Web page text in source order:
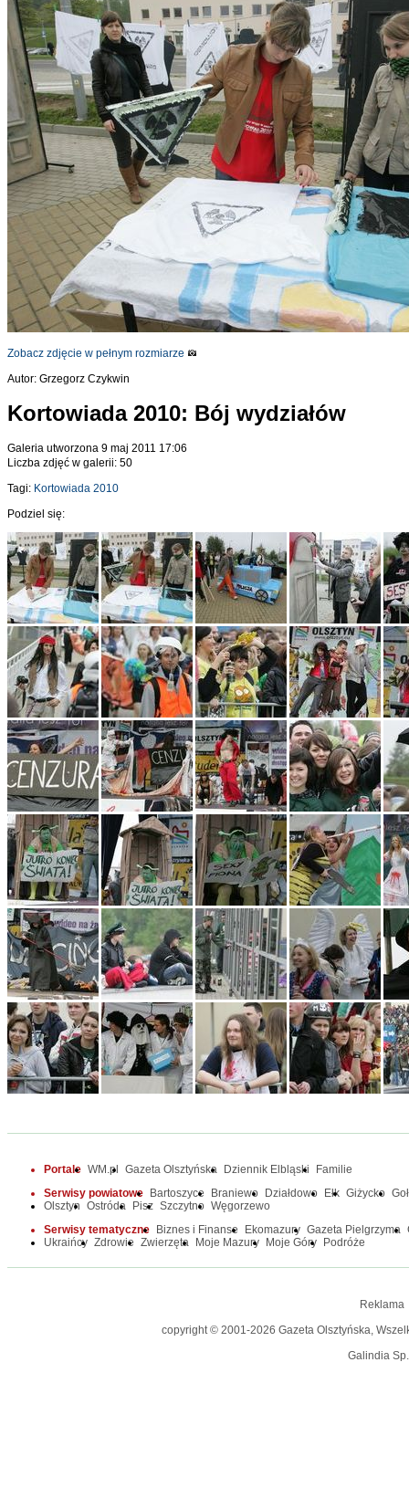
Zobacz zdjęcie w pełnym rozmiarze
Autor: Grzegorz Czykwin
Kortowiada 2010: Bój wydziałów
Galeria utworzona 9 maj 2011 17:06
Liczba zdjęć w galerii: 50
Tagi: Kortowiada 2010
Podziel się:
Portale WM.pl Gazeta Olsztyńska Dziennik Elbląski
Familie
Serwisy powiatowe
Bartoszyce Braniewo Działdowo Ełk Giżycko
Olsztyn Ostróda Pisz Szczytno Węgorzewo
Serwisy tematyczne
Biznes i Finanse Ekomazury Gazeta Pielgrzyma
Ukraińcy Zdrowie Zwierzęta Moje Mazury Moje Góry Podróże
Reklama
copyright © 2001-2026 Gazeta Olsztyńska,
Galindia